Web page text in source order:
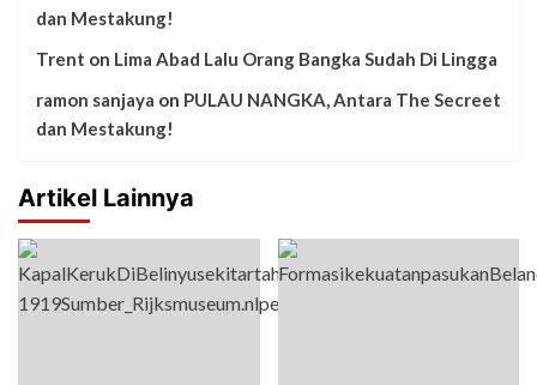
dan Mestakung!
Trent on Lima Abad Lalu Orang Bangka Sudah Di Lingga
ramon sanjaya on PULAU NANGKA, Antara The Secreet
dan Mestakung!
Artikel Lainnya